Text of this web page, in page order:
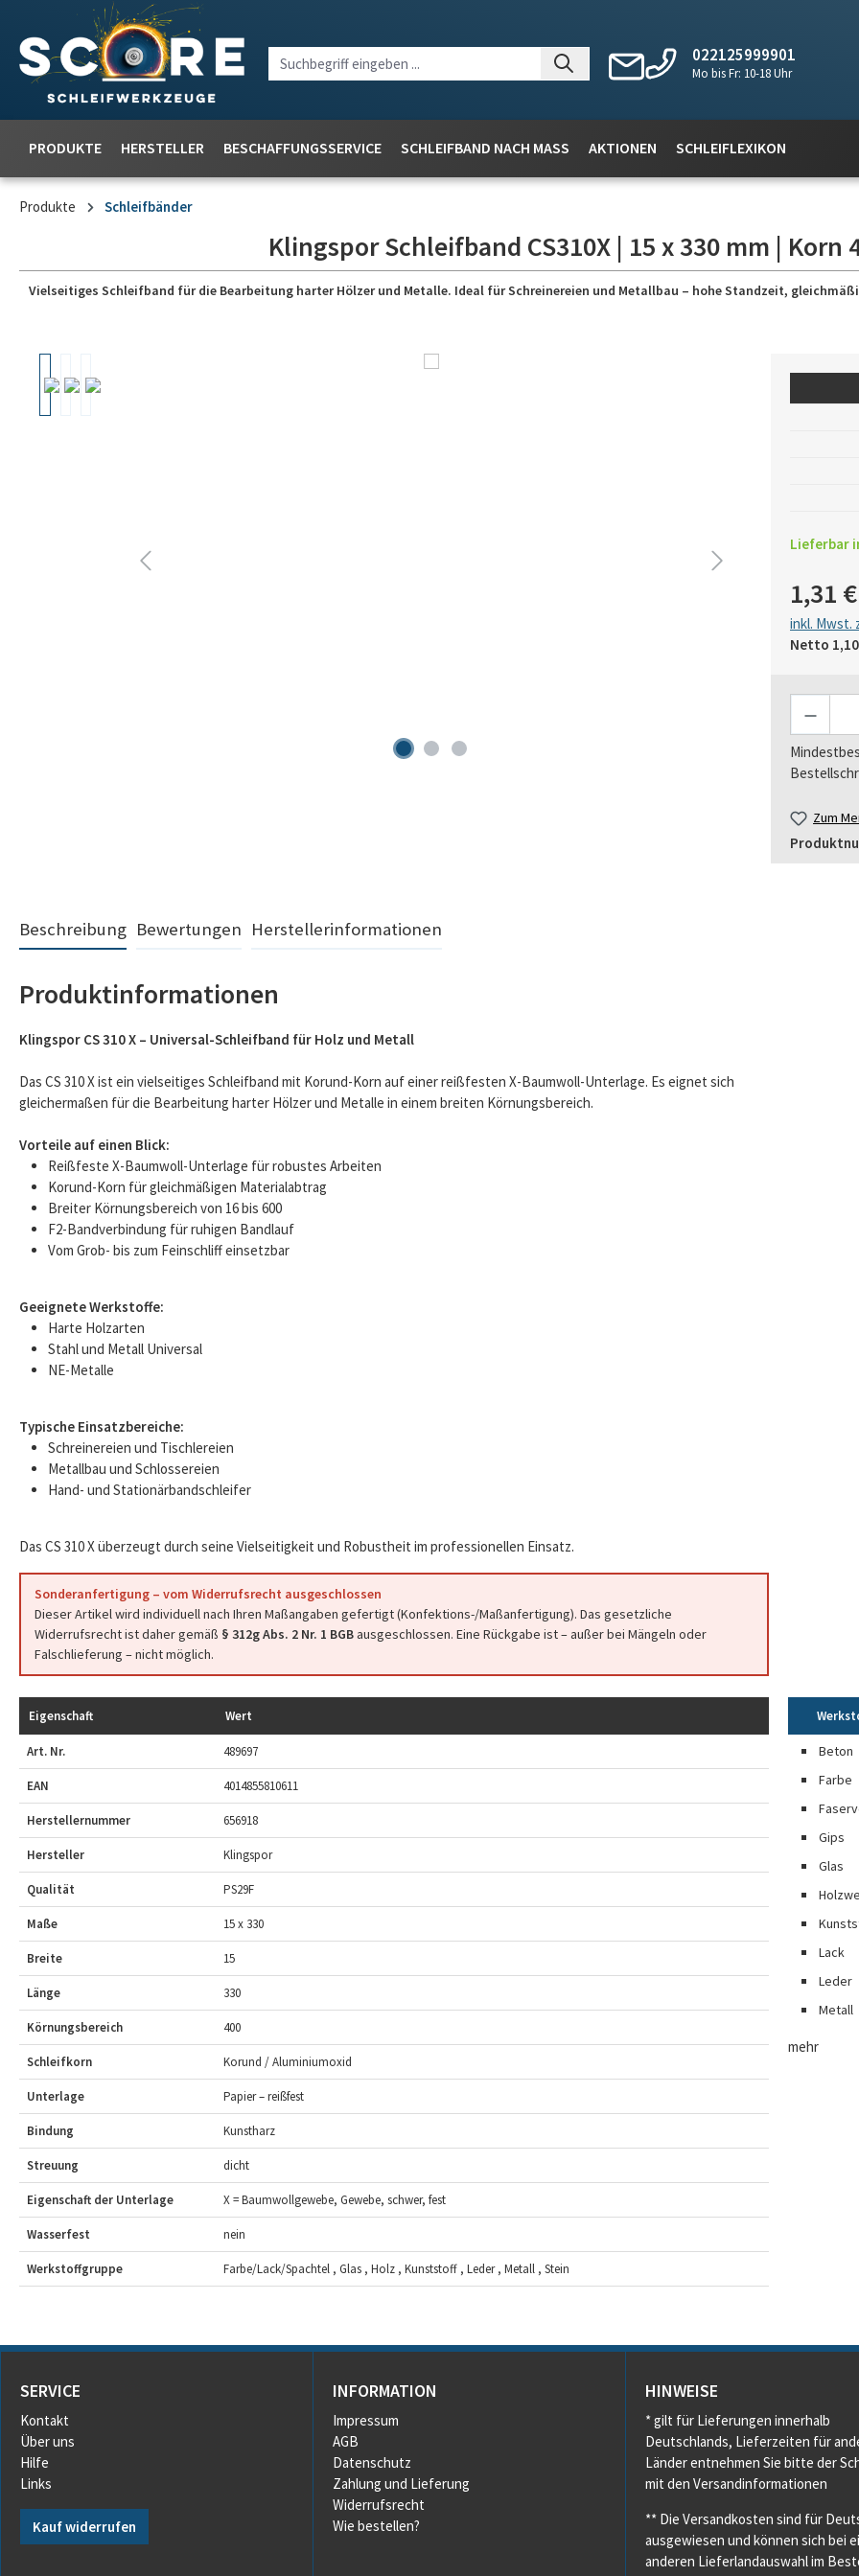
022125999901
Mo bis Fr: 10-18 Uhr
PRODUKTE HERSTELLER BESCHAFFUNGSSERVICE SCHLEIFBAND NACH MASS AKTIONEN SCHLEIFLEXIKON
Produkte Schleifbänder
Klingspor Schleifband CS310X | 15 x 330 mm | Korn
Vielseitiges Schleifband für die Bearbeitung harter Hölzer und Metalle. Ideal für Schreinereien und Metallbau – hohe Standzeit,
Lieferbar
1,31 €
inkl. Mwst.
Netto
Zum
Beschreibung Bewertungen Herstellerinformationen
Produktinformationen
Klingspor CS 310 X – Universal-Schleifband für Holz und Metall
Das CS 310 X ist ein vielseitiges Schleifband mit Korund-Korn auf einer reißfesten X-Baumwoll-Unterlage. Es eignet sich
gleichermaßen für die Bearbeitung harter Hölzer und Metalle in einem breiten Körnungsbereich.
Vorteile auf einen Blick:
Reißfeste X-Baumwoll-Unterlage für robustes Arbeiten
Korund-Korn für gleichmäßigen Materialabtrag
Breiter Körnungsbereich von 16 bis 600
F2-Bandverbindung für ruhigen Bandlauf
Vom Grob- bis zum Feinschliff einsetzbar
Geeignete Werkstoffe:
Harte Holzarten
Stahl und Metall Universal
NE-Metalle
Typische Einsatzbereiche:
Schreinereien und Tischlereien
Metallbau und Schlossereien
Hand- und Stationärbandschleifer
Das CS 310 X überzeugt durch seine Vielseitigkeit und Robustheit im professionellen Einsatz.
Sonderanfertigung – vom Widerrufsrecht ausgeschlossen
Dieser Artikel wird individuell nach Ihren Maßangaben gefertigt (Konfektions-/Maßanfertigung). Das gesetzliche
Widerrufsrecht ist daher gemäß § 312g Abs. 2 Nr. 1 BGBausgeschlossen. Eine Rückgabe ist – außer bei Mängeln oder
Falschlieferung – nicht möglich.
Eigenschaft Wert
Art. Nr. 489697
EAN 4014855810611
Herstellernummer 656918
Hersteller Klingspor
Qualität PS29F
Maße 15 x 330
Breite 15
Länge 330
Körnungsbereich 400
Schleifkorn Korund / Aluminiumoxid
Unterlage Papier – reißfest
Bindung Kunstharz
Streuung dicht
Eigenschaft der Unterlage X = Baumwollgewebe, Gewebe, schwer, fest
Wasserfest nein
Werkstoffgruppe Farbe/Lack/Spachtel , Glas , Holz , Kunststoff , Leder , Metall , Stein
Beton
Farbe
Gips
Glas
Lack
Leder
Metall
mehr
SERVICE
Kontakt
Über uns
Hilfe
Links
Kauf widerrufen
INFORMATION
Impressum
AGB
Datenschutz
Zahlung und Lieferung
Widerrufsrecht
Wie bestellen?
HINWEISE
* gilt für Lieferungen innerhalb
Deutschlands, Lieferzeiten für
Länder entnehmen Sie bitte der
mit den Versandinformationen
** Die Versandkosten sind für
ausgewiesen und können sich bei
anderen Lieferlandauswahl im